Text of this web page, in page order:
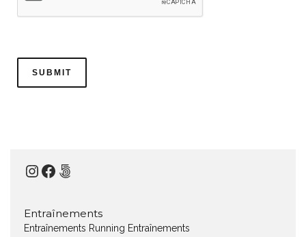
Instagram
Facebook
500px
Entraînements
Entraînements Running Entraînements